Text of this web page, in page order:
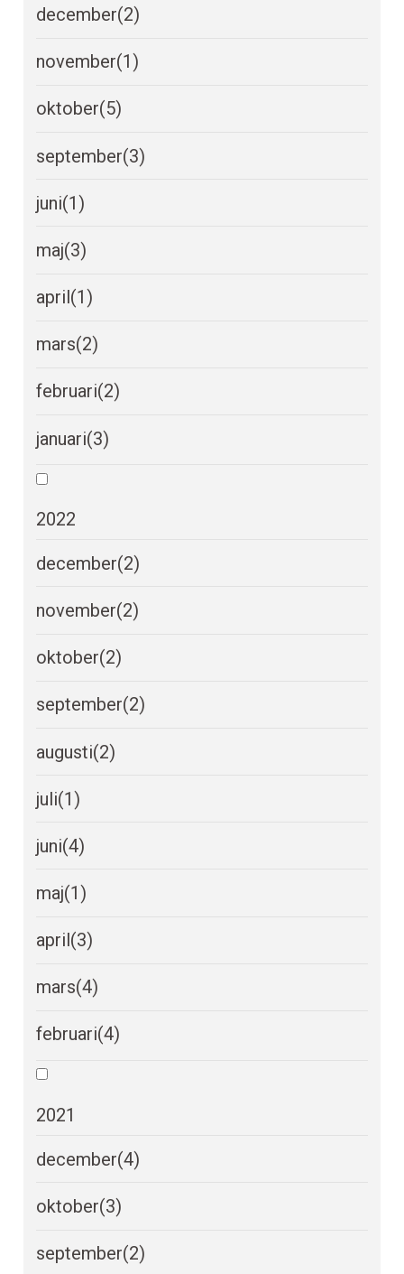
december(2)
november(1)
oktober(5)
september(3)
juni(1)
maj(3)
april(1)
mars(2)
februari(2)
januari(3)
2022
december(2)
november(2)
oktober(2)
september(2)
augusti(2)
juli(1)
juni(4)
maj(1)
april(3)
mars(4)
februari(4)
2021
december(4)
oktober(3)
september(2)